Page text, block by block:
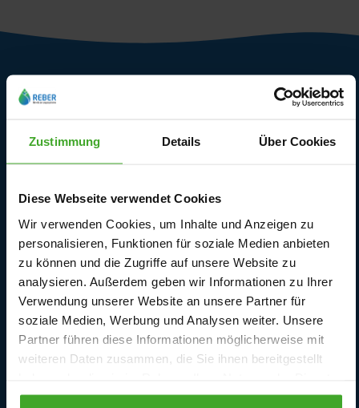
Zustimmung Details Über Cookies
Diese Webseite verwendet Cookies
Wir verwenden Cookies, um Inhalte und Anzeigen zu
personalisieren, Funktionen für soziale Medien anbieten
zu können und die Zugriffe auf unsere Website zu
analysieren. Außerdem geben wir Informationen zu Ihrer
Verwendung unserer Website an unsere Partner für
soziale Medien, Werbung und Analysen weiter. Unsere
Partner führen diese Informationen möglicherweise mit
weiteren Daten zusammen, die Sie ihnen bereitgestellt
gesammelt haben.
Kundendienst
Kontaktieren Sie uns
Vertragswiderruf